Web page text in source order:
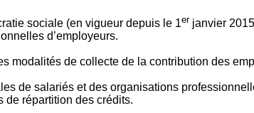
sociale (en vigueur depuis le 1er janvier
d’employeurs.
modalités de collecte de la contribution des
de salariés et des organisations
de répartition des crédits.